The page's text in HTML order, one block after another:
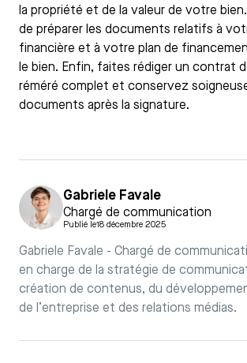
la propriété et de la valeur de votre bien.
de préparer les documents relatifs à
financière et à votre plan de
le bien. Enfin, faites rédiger un contrat
réméré complet et conservez
documents après la signature.
Gabriele Favale
Chargé de communication
Publié le18 décembre 2025
Gabriele Favale - Chargé de
en charge de la stratégie de
création de contenus, du
de l’entreprise et des relations médias.